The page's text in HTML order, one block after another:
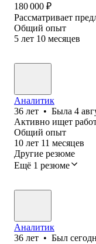
180 000 ₽
Рассматривает
Общий опыт
5 лет 10 месяцев
Аналитик
36 лет • Была 4
Активно ищет
Общий опыт
10 лет 11 месяцев
Другие резюме
Ещё 1 резюме
Аналитик
36 лет • Был